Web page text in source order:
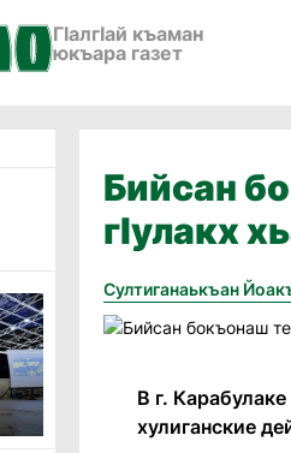
ГӀалгӀай къаман
юкъара газет
Бийсан
гIулакх
Султиганаькъан
В г.
хулиганские